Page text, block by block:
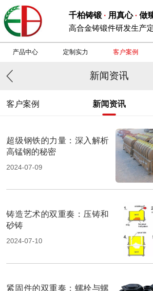
千柏铸锻· 用真心· 做
高合金铸锻件研发生产
产品中心 定制实力 客户案例
新闻资讯
客户案例 新闻资讯
超级钢铁的力量：深入解析
高锰钢的秘密
2024-07-09
铸造艺术的双重奏：压铸和
砂铸
2024-07-10
紧固件的双重奏：螺栓与螺